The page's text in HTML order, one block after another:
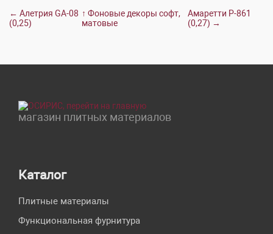
← Алетрия GA-08
(0,25)
↑ Фоновые декоры софт,
матовые
Амаретти Р-861
(0,27) →
магазин плитных материалов
Каталог
Плитные материалы
Функциональная фурнитура